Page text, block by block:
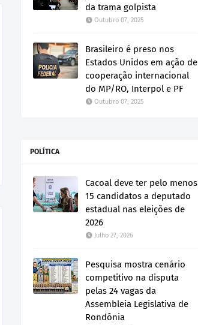
da trama golpista
Outubro 07, 2025
Brasileiro é preso nos
Estados Unidos em ação de
cooperação internacional
do MP/RO, Interpol e PF
Outubro 07, 2025
POLÍTICA
Cacoal deve ter pelo menos
15 candidatos a deputado
estadual nas eleições de
2026
Julho 27, 2026
Pesquisa mostra cenário
competitivo na disputa
pelas 24 vagas da
Assembleia Legislativa de
Rondônia